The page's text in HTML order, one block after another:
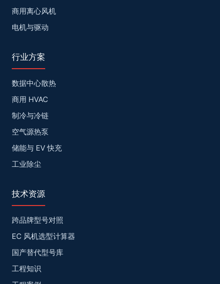
商用离心风机
电机与驱动
行业方案
数据中心散热
商用 HVAC
制冷与冷链
空气源热泵
储能与 EV 快充
工业除尘
技术资源
跨品牌型号对照
EC 风机选型计算器
国产替代型号库
工程知识